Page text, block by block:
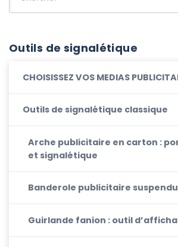
Outils de signalétique
CHOISISSEZ VOS MEDIAS
Outils de signalétique classique
Arche publicitaire en carton :
et signalétique
Banderole publicitaire
Guirlande fanion : outil